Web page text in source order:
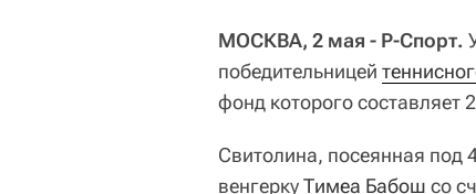
МОСКВА, 2 мая - Р-Спорт.
победительницей
фонд которого составляет
Свитолина, посеянная под
венгеркуТимеа Бабош со